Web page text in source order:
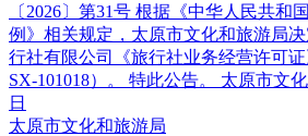
〔2026〕第31号 根据《中华人民共和
例》相关规定，太原市文化和旅游局
行社有限公司《旅行社业务经营许可
SX-101018）。 特此公告。 太原市文
日
太原市文化和旅游局